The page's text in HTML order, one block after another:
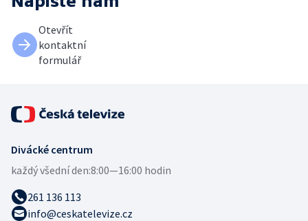
Otevřít
kontaktní
formulář
Divácké centrum
každý všední den:8:00—16:00 hodin
261 136 113
info@ceskatelevize.cz